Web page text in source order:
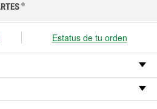
®
Estatus de tu orden